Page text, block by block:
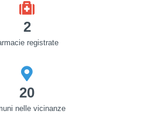
2
registrate
20
nelle vicinanze